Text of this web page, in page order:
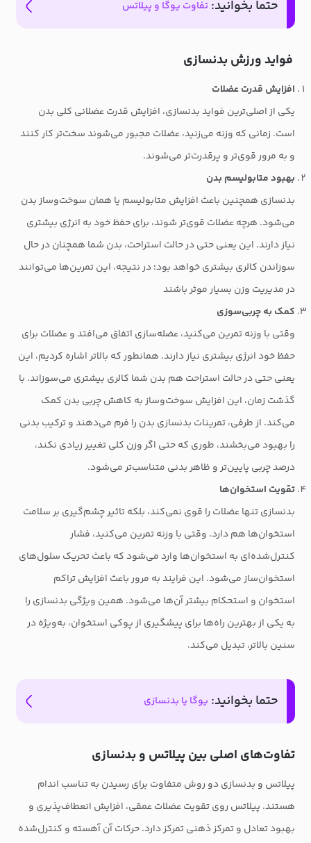
حتما بخوانید: تفاوت یوگا و پیلاتس
فواید ورزش بدنسازی
افزایش قدرت عضلات
یکی از اصلی‌ترین فواید بدنسازی، افزایش قدرت عضلانی کلی بدن
است. زمانی که وزنه می‌زنید، عضلات مجبور می‌شوند سخت‌تر کار کنند
و به مرور قوی‌تر و پرقدرت‌تر می‌شوند.
بهبود متابولیسم بدن
بدنسازی همچنین باعث افزایش متابولیسم یا همان سوخت‌وساز بدن
می‌شود. هرچه عضلات قوی‌تر شوند، برای حفظ خود به انرژی بیشتری
نیاز دارند. این یعنی حتی در حالت استراحت، بدن شما همچنان در حال
سوزاندن کالری بیشتری خواهد بود؛ در نتیجه، این تمرین‌ها می‌توانند
در مدیریت وزن بسیار موثر باشند
کمک به چربی‌سوزی
وقتی با وزنه تمرین می‌کنید، عضله‌سازی اتفاق می‌افتد و عضلات برای
حفظ خود انرژی بیشتری نیاز دارند. همانطور که بالاتر اشاره کردیم، این
یعنی حتی در حالت استراحت هم بدن شما کالری بیشتری می‌سوزاند. با
گذشت زمان، این افزایش سوخت‌وساز به کاهش چربی بدن کمک
می‌کند. از طرفی، تمرینات بدنسازی بدن را فرم می‌دهند و ترکیب بدنی
را بهبود می‌بخشند، طوری که حتی اگر وزن کلی تغییر زیادی نکند،
درصد چربی پایین‌تر و ظاهر بدنی متناسب‌تر می‌شود.
تقویت استخوان‌ها
بدنسازی تنها عضلات را قوی نمی‌کند، بلکه تاثیر چشم‌گیری بر سلامت
استخوان‌ها هم دارد. وقتی با وزنه تمرین می‌کنید، فشار
کنترل‌شده‌ای به استخوان‌ها وارد می‌شود که باعث تحریک سلول‌های
استخوان‌ساز می‌شود. این فرایند به مرور باعث افزایش تراکم
استخوان و استحکام بیشتر آن‌ها می‌شود. همین ویژگی بدنسازی را
به یکی از بهترین راه‌ها برای پیشگیری از پوکی استخوان، به‌ویژه در
سنین بالاتر، تبدیل می‌کند.
حتما بخوانید: یوگا یا بدنسازی
تفاوت‌های اصلی بین پیلاتس و بدنسازی
پیلاتس و بدنسازی دو روش متفاوت برای رسیدن به تناسب اندام
هستند. پیلاتس روی تقویت عضلات عمقی، افزایش انعطاف‌پذیری و
بهبود تعادل و تمرکز ذهنی تمرکز دارد. حرکات آن آهسته و کنترل‌شده